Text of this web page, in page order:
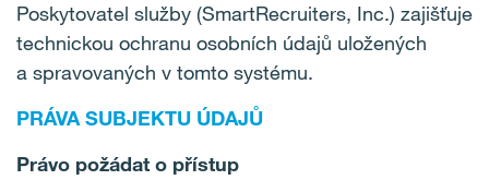
Poskytovatel služby (SmartRecruiters, Inc.) zajišťuje
technickou ochranu osobních údajů uložených
a spravovaných v tomto systému.
PRÁVA SUBJEKTU ÚDAJŮ
Právo požádat o přístup